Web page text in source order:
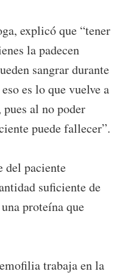
explicó que “tener
la padecen
sangrar durante
es lo que vuelve a
al no poder
puede fallecer”.
del paciente
suficiente de
proteína que
trabaja en la